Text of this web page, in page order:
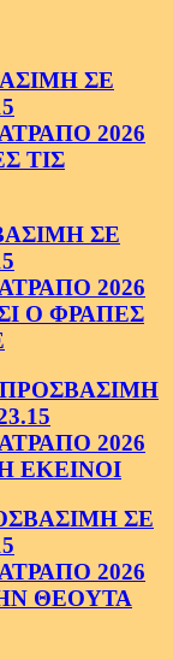
ΣΕ
2026
ΤΙΣ
ΣΕ
2026
Ο ΦΡΑΠΕΣ
2026
ΕΚΕΙΝΟΙ
ΣΕ
2026
ΘΕΟΥΤΑ